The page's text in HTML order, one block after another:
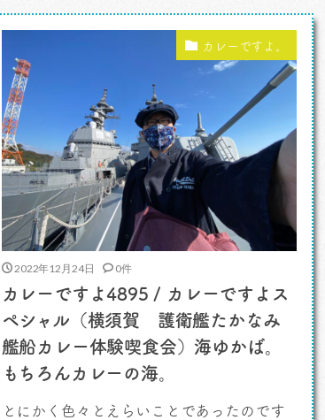
レークエスト2022」の目玉イベント、キネ
マ旬報シアターで上映されている映 […]
カレーですよ。
2022年12月24日 0件
カレーですよ4895 / カレーですよス
ペシャル（横須賀 護衛艦たかなみ
艦船カレー体験喫食会）海ゆかば。
もちろんカレーの海。
とにかく色々とえらいことであったのです